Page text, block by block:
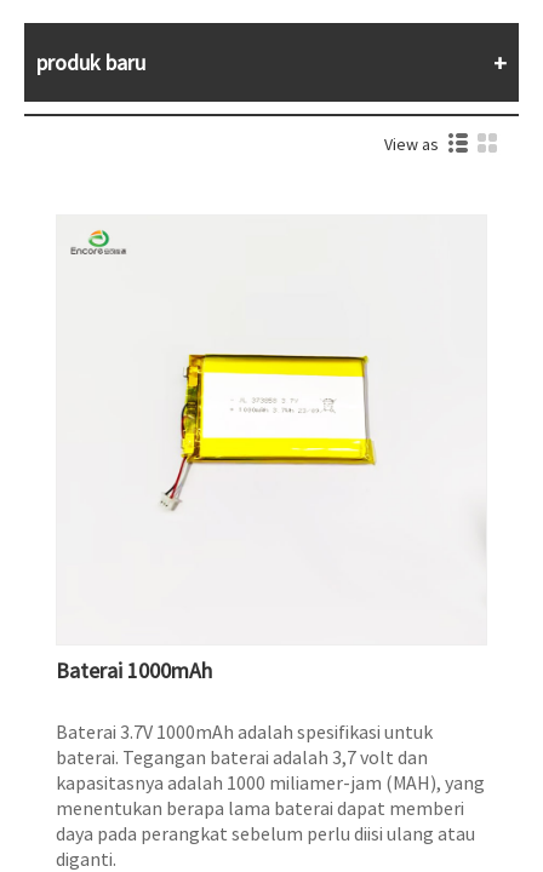
produk baru
View as
Baterai 1000mAh
Baterai 3.7V 1000mAh adalah spesifikasi untuk
baterai. Tegangan baterai adalah 3,7 volt dan
kapasitasnya adalah 1000 miliamer-jam (MAH), yang
menentukan berapa lama baterai dapat memberi
daya pada perangkat sebelum perlu diisi ulang atau
diganti.